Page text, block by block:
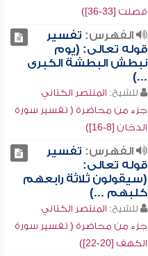
فصلت [33-36])
الفهرس: تفسير
قوله تعالى: (يوم
نبطش البطشة الكبرى
...)
للشيخ: المنتصر الكتاني
جزء من محاضرة ( تفسير سورة
الدخان [8-16])
الفهرس: تفسير
قوله تعالى:
(سيقولون ثلاثة رابعهم
كلبهم ...)
للشيخ: المنتصر الكتاني
جزء من محاضرة ( تفسير سورة
الكهف [20-22])